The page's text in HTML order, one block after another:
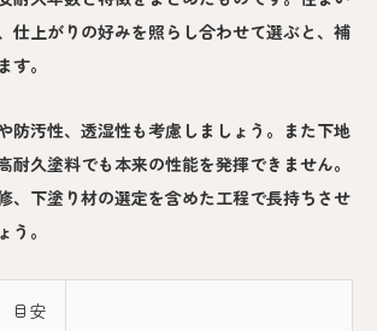
仕上がりの好みを照らし合わせて選ぶと、補
。
防汚性、透湿性も考慮しましょう。また下地
耐久塗料でも本来の性能を発揮できません。
、下塗り材の選定を含めた工程で長持ちさせ
う。
目安